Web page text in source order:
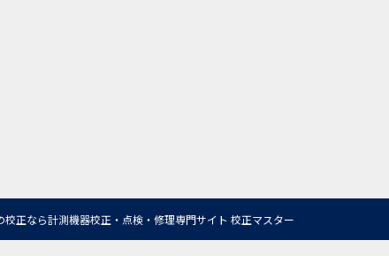
正なら計測機器校正・点検・修理専門サイト 校正マスター